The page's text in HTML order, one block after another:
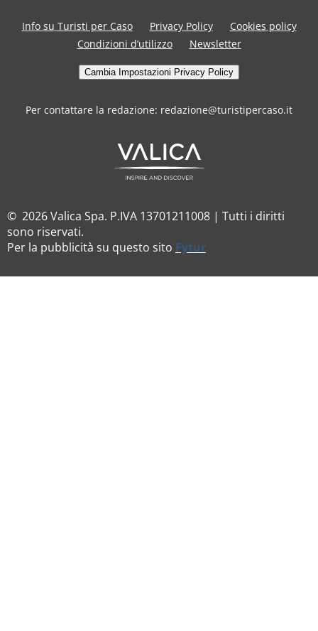
Info su Turisti per Caso Privacy Policy
Cookies policy
Condizioni d’utilizzo
Newsletter
Cambia Impostazioni Privacy Policy
Per contattare la redazione: redazione@turistipercaso.it
© 2026 Valica Spa. P.IVA 13701211008 | Tutti i diritti
sono riservati.
Per la pubblicità su questo sito Fytur